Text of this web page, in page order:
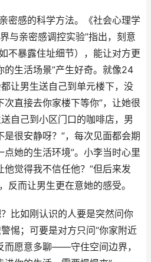
密感的科学方法。《社会心理学
与亲密感调控实验”指出，刻意
不暴露住址细节），能让对方更
的生活场景”产生好奇。就像24
让男生送自己到单元楼下，没
次直接去你家楼下等你”，让她很
自己到小区门口的咖啡店，男
是很安静呀？”，每次见面都会期
点她的生活环境”。小李当时心里
他觉得我不信任他？”但后来发
反而让男生更在意她的感受。
比如刚认识的人要是突然问你
惕；可要是对方只问“你家附近
而愿意多聊——守住空间边界，